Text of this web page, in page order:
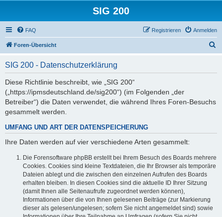
SIG 200
FAQ Anmelden
Registrieren
Foren-Übersicht
SIG 200 - Datenschutzerklärung
Diese Richtlinie beschreibt, wie „SIG 200“
(„https://ipmsdeutschland.de/sig200“) (im Folgenden „der
Betreiber“) die Daten verwendet, die während Ihres Foren-Besuchs
gesammelt werden.
UMFANG UND ART DER DATENSPEICHERUNG
Ihre Daten werden auf vier verschiedene Arten gesammelt:
Die Forensoftware phpBB erstellt bei Ihrem Besuch des Boards mehrere
Cookies. Cookies sind kleine Textdateien, die Ihr Browser als temporäre
Dateien ablegt und die zwischen den einzelnen Aufrufen des Boards
erhalten bleiben. In diesen Cookies sind die aktuelle ID Ihrer Sitzung
(damit Ihnen alle Seitenaufrufe zugeordnet werden können),
Informationen über die von Ihnen gelesenen Beiträge (zur Markierung
dieser als gelesen/ungelesen; sofern Sie nicht angemeldet sind) sowie